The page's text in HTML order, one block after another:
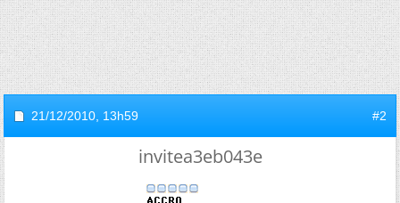
21/12/2010, 13h59 #2
invitea3eb043e